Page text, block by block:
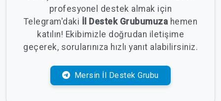
profesyonel destek almak için
Telegram'daki İl Destek Grubumuza hemen
katılın! Ekibimizle doğrudan iletişime
geçerek, sorularınıza hızlı yanıt alabilirsiniz.
Mersin İl Destek Grubu